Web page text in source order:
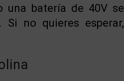
una batería de 40V se
no quieres esperar,